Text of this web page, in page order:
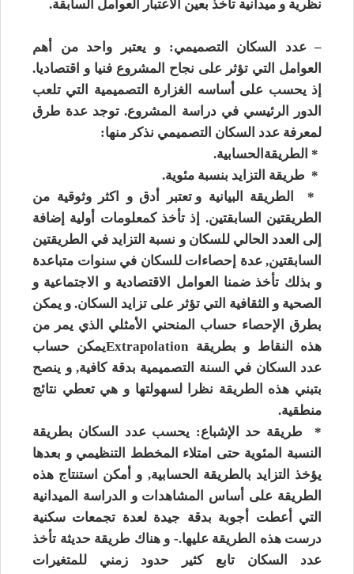
نظرية و ميدانية تأخذ بعين الاعتبار العوامل السابقة.
– عدد السكان التصميمي: و يعتبر واحد من أهم
العوامل التي تؤثر على نجاح المشروع فنيا و اقتصاديا.
إذ يحسب على أساسه الغزارة التصميمية التي تلعب
الدور الرئيسي في دراسة المشروع. توجد عدة طرق
لمعرفة عدد السكان التصميمي نذكر منها:
* الطريقة الحسابية.
* طريقة التزايد بنسبة مئوية.
*
الطريقة البيانية و تعتبر أدق و اكثر وثوقية من
الطريقتين السابقتين. إذ تأخذ كمعلومات أولية إضافة
إلى العدد الحالي للسكان و نسبة التزايد في الطريقتين
السابقتين, عدة إحصاءات للسكان في سنوات متباعدة
و بذلك تأخذ ضمنا العوامل الاقتصادية و الاجتماعية و
الصحية و الثقافية التي تؤثر على تزايد السكان. و يمكن
بطرق الإحصاء حساب المنحني الأمثلي الذي يمر من
هذه النقاط و بطريقة Extrapolationيمكن حساب
عدد السكان في السنة التصميمية بدقة كافية, و ينصح
بتبني هذه الطريقة نظرا لسهولتها و هي تعطي نتائج
منطقية.
* طريقة حد الإشباع: يحسب عدد السكان بطريقة
النسبة المئوية حتى امتلاء المخطط التنظيمي و بعدها
يؤخذ التزايد بالطريقة الحسابية, و أمكن استنتاج هذه
الطريقة على أساس المشاهدات و الدراسة الميدانية
التي أعطت أجوبة بدقة جيدة لعدة تجمعات سكنية
درست هذه الطريقة عليها.- و هناك طريقة حديثة تأخذ
عدد السكان تابع كثير حدود زمني للمتغيرات